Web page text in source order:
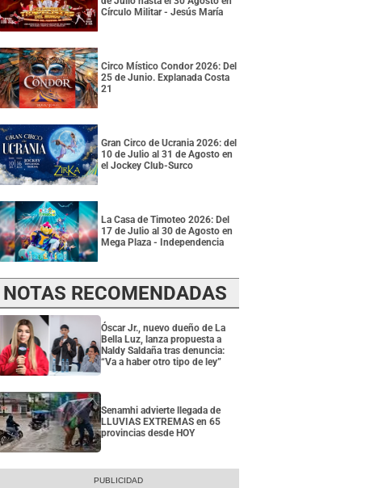
Círculo Militar - Jesús María
Circo Místico Condor 2026: Del
25 de Junio. Explanada Costa
21
Gran Circo de Ucrania 2026: del
10 de Julio al 31 de Agosto en
el Jockey Club-Surco
La Casa de Timoteo 2026: Del
17 de Julio al 30 de Agosto en
Mega Plaza - Independencia
NOTAS RECOMENDADAS
Óscar Jr., nuevo dueño de La
Bella Luz, lanza propuesta a
Naldy Saldaña tras denuncia:
“Va a haber otro tipo de ley”
Senamhi advierte llegada de
LLUVIAS EXTREMAS en 65
provincias desde HOY